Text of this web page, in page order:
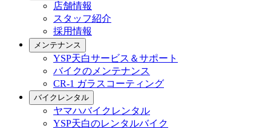
店舗情報
スタッフ紹介
採用情報
メンテナンス
YSP天白サービス＆サポート
バイクのメンテナンス
CR-1 ガラスコーティング
バイクレンタル
ヤマハバイクレンタル
YSP天白のレンタルバイク